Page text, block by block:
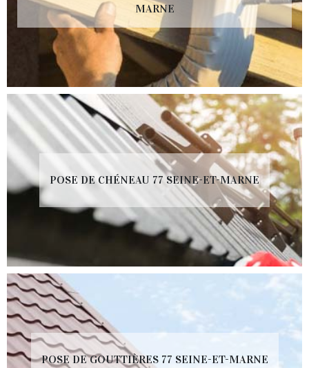
MARNE
POSE DE CHÉNEAU 77 SEINE-ET-MARNE
POSE DE GOUTTIÈRES 77 SEINE-ET-MARNE